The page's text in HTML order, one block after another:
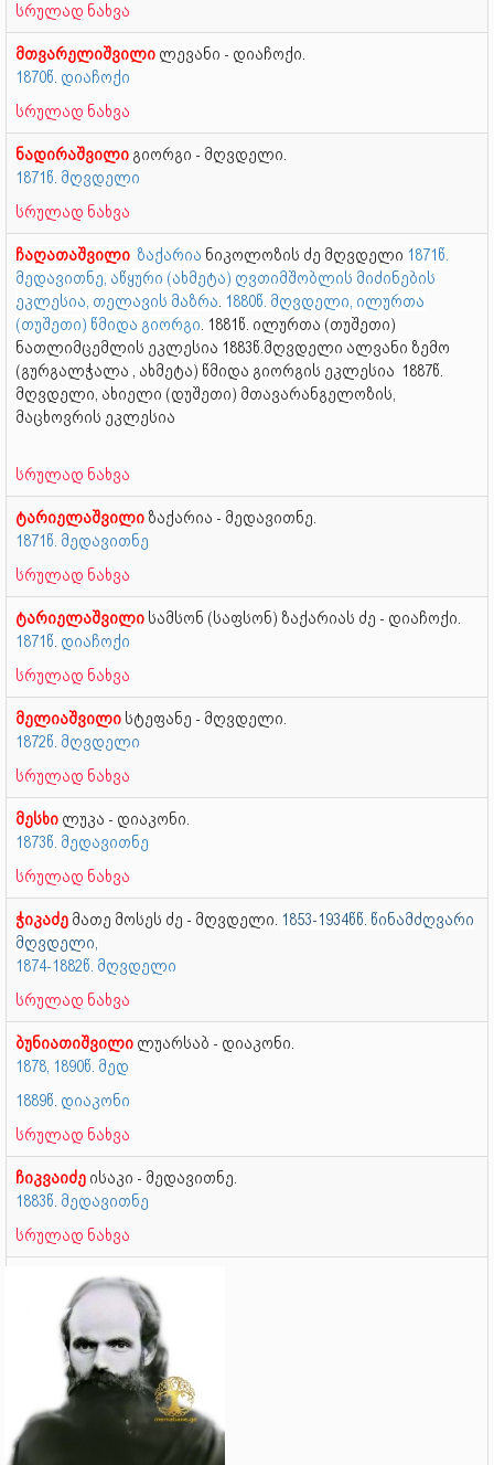
სრულად ნახვა
მთვარელიშვილი ლევანი - დიაჩოქი.
1870წ. დიაჩოქი
სრულად ნახვა
ნადირაშვილი გიორგი - მღვდელი.
1871წ. მღვდელი
სრულად ნახვა
ჩაღათაშვილი ზაქარია ნიკოლოზის ძე მღვდელი 1871წ.
მედავითნე, აწყური (ახმეტა) ღვთიმშობლის მიძინების
ეკლესია, თელავის მაზრა. 1880წ. მღვდელი, ილურთა
(თუშეთი) წმიდა გიორგი. 1881წ. ილურთა (თუშეთი)
ნათლიმცემლის ეკლესია 1883წ.მღვდელი ალვანი ზემო
(გურგალჭალა , ახმეტა) წმიდა გიორგის ეკლესია 1887წ.
მღვდელი, ახიელი (დუშეთი) მთავარანგელოზის,
მაცხოვრის ეკლესია
სრულად ნახვა
ტარიელაშვილი ზაქარია - მედავითნე.
1871წ. მედავითნე
სრულად ნახვა
ტარიელაშვილი სამსონ (საფსონ) ზაქარიას ძე - დიაჩოქი.
1871წ. დიაჩოქი
სრულად ნახვა
მელიაშვილი სტეფანე - მღვდელი.
1872წ. მღვდელი
სრულად ნახვა
მესხი ლუკა - დიაკონი.
1873წ. მედავითნე
სრულად ნახვა
ჭიკაძე მათე მოსეს ძე - მღვდელი. 1853-1934წწ. წინამძღვარი
მღვდელი,
1874-1882წ. მღვდელი
სრულად ნახვა
ბუნიათიშვილი ლუარსაბ - დიაკონი.
1878, 1890წ. მედ
1889წ. დიაკონი
სრულად ნახვა
ჩიკვაიძე ისაკი - მედავითნე.
1883წ. მედავითნე
სრულად ნახვა